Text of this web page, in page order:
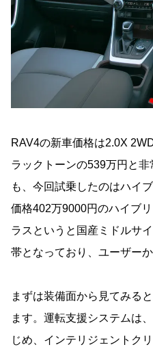
RAV4の新車価格は2.0X
ラックトーンの539万円と
も、今回試乗したのはハイ
価格402万9000円のハイブ
ラスというと国産ミドルサ
帯となっており、ユーザー
まずは装備面から見てみる
ます。運転支援システムは
じめ、インテリジェントク